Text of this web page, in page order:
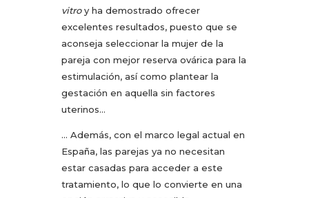
vitroy ha demostrado ofrecer
excelentes resultados, puesto que se
aconseja seleccionar la mujer de la
pareja con mejor reserva ovárica para la
estimulación, así como plantear la
gestación en aquella sin factores
uterinos…
… Además, con el marco legal actual en
España, las parejas ya no necesitan
estar casadas para acceder a este
tratamiento, lo que lo convierte en una